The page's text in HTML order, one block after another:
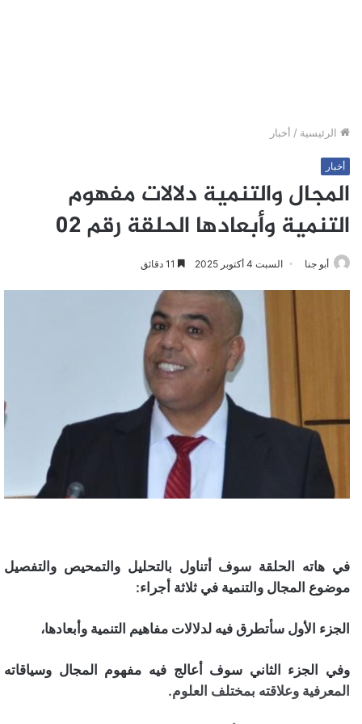
الرئيسية / أخبار
أخبار
المجال والتنمية دلالات مفهوم
التنمية وأبعادها الحلقة رقم 02
أبو جنا السبت 4 أكتوبر 2025
في هاته الحلقة سوف أتناول بالتحليل والتمحيص والتفصيل
موضوع المجال والتنمية في ثلاثة أجراء:
الجزء الأول سأتطرق فيه لدلالات مفاهيم التنمية وأبعادها،
وفي الجزء الثاني سوف أعالج فيه مفهوم المجال وسياقاته
المعرفية وعلاقته بمختلف العلوم.